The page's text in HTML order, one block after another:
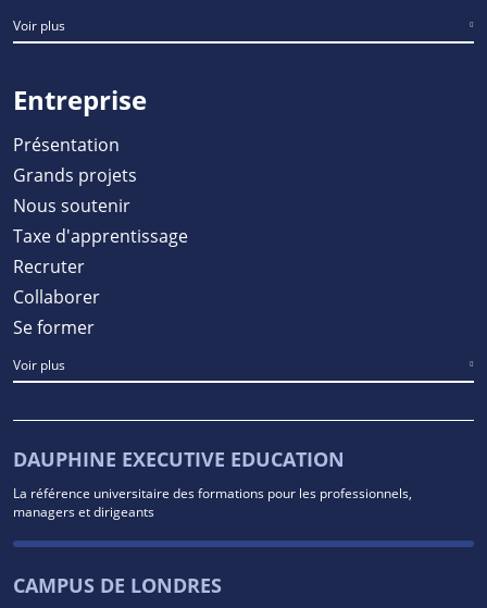
Voir plus
Entreprise
Présentation
Grands projets
Nous soutenir
Taxe d'apprentissage
Recruter
Collaborer
Se former
Voir plus
DAUPHINE EXECUTIVE EDUCATION
La référence universitaire des formations pour les professionnels,
managers et dirigeants
CAMPUS DE LONDRES